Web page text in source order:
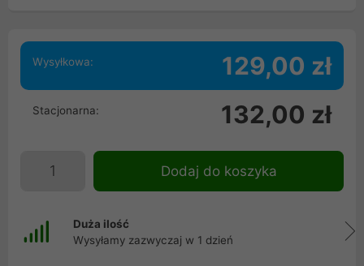
Wysyłkowa: 129,00 zł
Stacjonarna: 132,00 zł
Dodaj do koszyka
Duża ilość
Wysyłamy zazwyczaj w 1 dzień